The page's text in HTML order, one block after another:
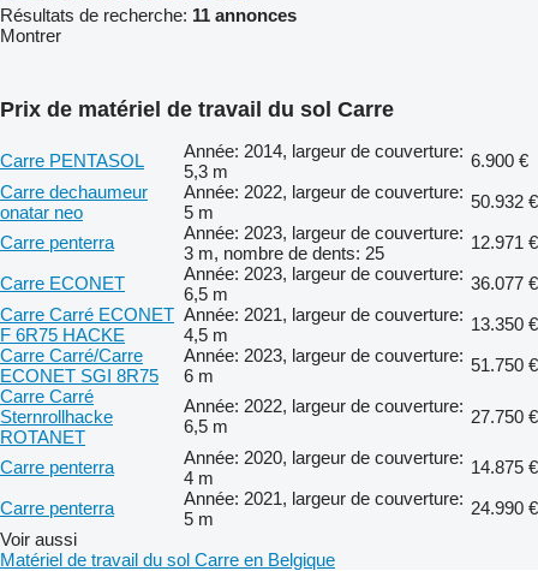
Résultats de recherche: 11 annonces
Montrer
Prix de matériel de travail du sol Carre
Carre PENTASOL
Année: 2014, largeur de couverture:
5,3 m
6.900 €
Carre dechaumeur
onatar neo
Année: 2022, largeur de couverture:
5 m
50.932 €
Carre penterra
Année: 2023, largeur de couverture:
3 m, nombre de dents: 25
12.971 €
Carre ECONET
Année: 2023, largeur de couverture:
6,5 m
36.077 €
Carre Carré ECONET
F 6R75 HACKE
Année: 2021, largeur de couverture:
4,5 m
13.350 €
Carre Carré/Carre
ECONET SGI 8R75
Année: 2023, largeur de couverture:
6 m
51.750 €
Carre Carré
Sternrollhacke
ROTANET
Année: 2022, largeur de couverture:
6,5 m
27.750 €
Carre penterra
Année: 2020, largeur de couverture:
4 m
14.875 €
Carre penterra
Année: 2021, largeur de couverture:
5 m
24.990 €
Voir aussi
Matériel de travail du sol Carre en Belgique